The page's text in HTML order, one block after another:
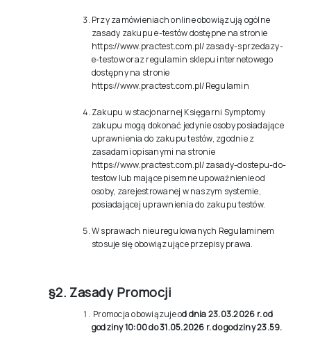
Przy zamówieniach online obowiązują ogólne
zasady zakupu e-testów dostępne na stronie
https://www.practest.com.pl/zasady-sprzedazy-
e-testoworaz regulamin sklepu internetowego
dostępny na stronie
https://www.practest.com.pl/Regulamin
Zakupu w stacjonarnej Księgarni Symptomy
zakupu mogą dokonać jedynie osoby posiadające
uprawnienia do zakupu testów, zgodnie z
zasadami opisanymi na stronie
https://www.practest.com.pl/zasady-dostepu-do-
testow lub mające pisemne upoważnienie od
osoby, zarejestrowanej w naszym systemie,
posiadającej uprawnienia do zakupu testów.
W sprawach nieuregulowanych Regulaminem
stosuje się obowiązujące przepisy prawa.
§2. Zasady Promocji
Promocja obowiązuje od dnia 23.03.2026 r. od
godziny 10:00 do 31.05.2026 r. do godziny 23.59.